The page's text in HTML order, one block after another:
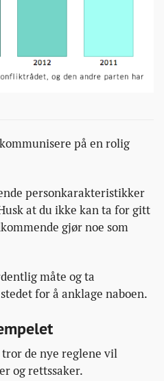
på en rolig
personkarakteristikker
at du ikke kan ta for gitt
gjør noe som
måte og ta
for å anklage naboen.
de nye reglene vil
og rettssaker.